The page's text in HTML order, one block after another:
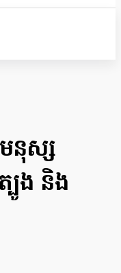
នុស្ស
បូង និង